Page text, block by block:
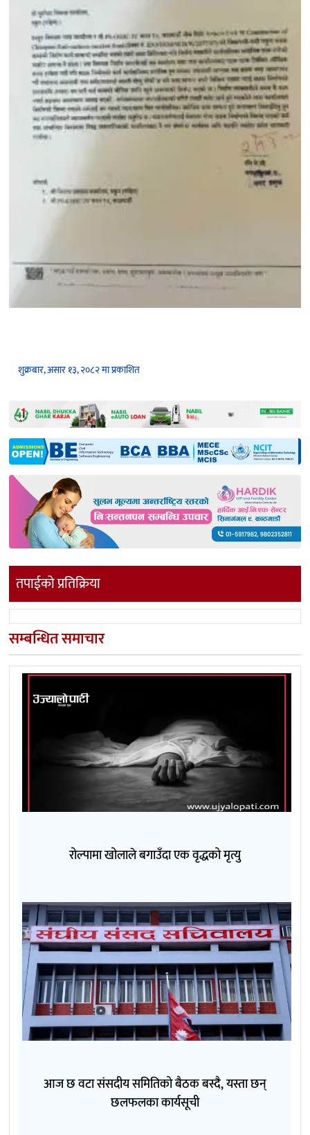
शुक्रबार, असार १३, २०८२ मा प्रकाशित
तपाईको प्रतिक्रिया
सम्बन्धित समाचार
रोल्पामा खोलाले बगाउँदा एक वृद्धको मृत्यु
आज छ वटा संसदीय समितिको बैठक बस्दै, यस्ता छन्
छलफलका कार्यसूची